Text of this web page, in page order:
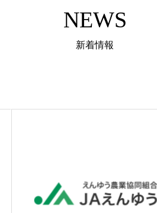
NEWS
新着情報